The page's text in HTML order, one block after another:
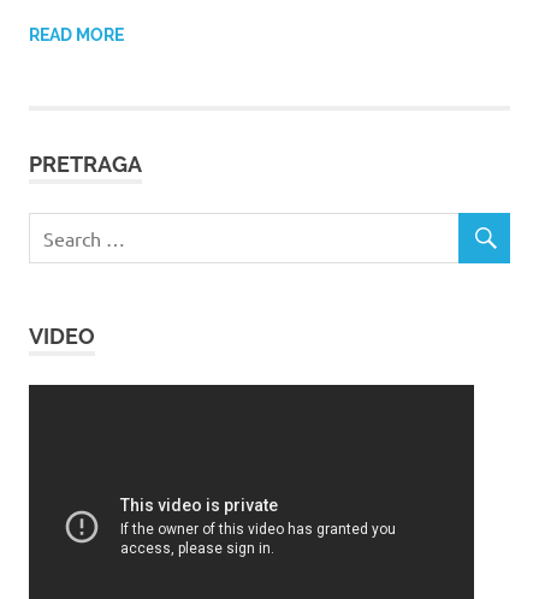
READ MORE
PRETRAGA
VIDEO